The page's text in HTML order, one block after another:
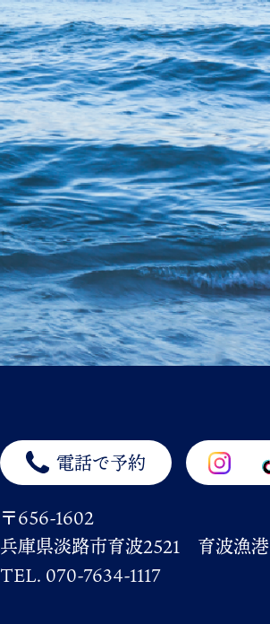
電話で予約
〒656-1602
兵庫県淡路市育波2521 育波漁港
TEL. 070-7634-1117